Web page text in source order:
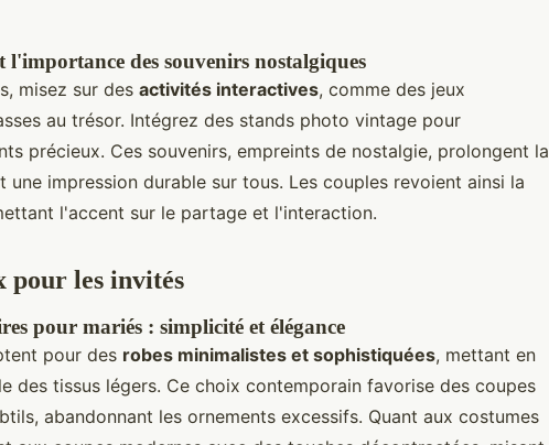
l'importance des souvenirs nostalgiques
misez sur des activités interactives, comme des jeux
au trésor. Intégrez des stands photo vintage pour
précieux. Ces souvenirs, empreints de nostalgie, prolongent la
une impression durable sur tous. Les couples revoient ainsi la
l'accent sur le partage et l'interaction.
pour les invités
pour mariés : simplicité et élégance
pour des robes minimalistes et sophistiquées, mettant en
des tissus légers. Ce choix contemporain favorise des coupes
abandonnant les ornements excessifs. Quant aux costumes